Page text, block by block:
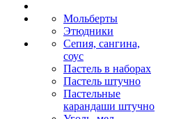
Мольберты
Этюдники
Сепия, сангина,
соус
Пастель в наборах
Пастель штучно
Пастельные
карандаши штучно